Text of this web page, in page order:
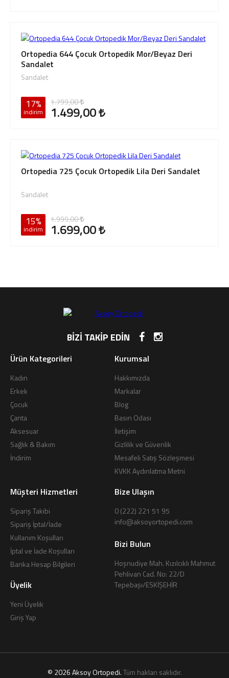
Ortopedia 644 Çocuk Ortopedik Mor/Beyaz Deri
Sandalet
Sandalet
17%
indirim
1.799,00
1.499,00
Ortopedia 725 Çocuk Ortopedik Lila Deri Sandalet
Sandalet
15%
indirim
1.999,00
1.699,00
BİZİ TAKİP EDİN
Ürün Kategorileri
Kadın
Erkek
Çocuk
Çanta
Aksesuar
Sağlık & Bakım
İndirim
Kurumsal
Hakkımızda
Markalar
Blog
Basın Odası
İletişim
Gizlilik ve Güvenlik
Mesafeli Satış Sözleşmesi
KVKK Aydınlatma Metni
Müşteri Hizmetleri
Sipariş Takibi
Sipariş İptal/İade
Kullanım Koşulları
İptal ve İade Koşulları
Banka Hesap Bilgileri
Üyelik
Yeni Üyelik
Giriş Yap
Bize Ulaşın
0 (222) 221 51 95
info@aksoyortopedi.com
Bizi Bulun
Hoşnudiye Mah. Kızılcıklı Mahmut
Pehlivan Cad. No: 22/D
Tepebaşı/ESKİŞEHİR
© 2026 Aksoy Ortopedi.Tüm hakları saklıdır.